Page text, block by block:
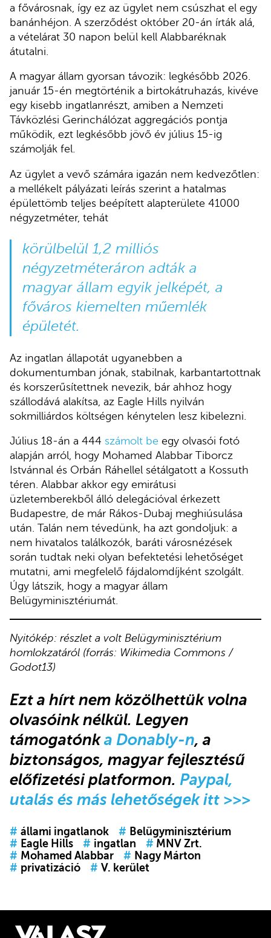
a fővárosnak, így ez az ügylet nem csúszhat el egy
banánhéjon. A szerződést október 20-án írták alá,
a vételárat 30 napon belül kell Alabbaréknak
átutalni.
A magyar állam gyorsan távozik: legkésőbb 2026.
január 15-én megtörténik a birtokátruhazás, kivéve
egy kisebb ingatlanrészt, amiben a Nemzeti
Távközlési Gerinchálózat aggregációs pontja
működik, ezt legkésőbb jövő év július 15-ig
számolják fel.
Az ügylet a vevő számára igazán nem kedvezőtlen:
a mellékelt pályázati leírás szerint a hatalmas
épülettömb teljes beépített alapterülete 41000
négyzetméter, tehát
körülbelül 1,2 milliós
négyzetméteráron adták a
magyar állam egyik jelképét, a
főváros kiemelten műemlék
épületét.
Az ingatlan állapotát ugyanebben a
dokumentumban jónak, stabilnak, karbantartottnak
és korszerűsítettnek nevezik, bár ahhoz hogy
szállodává alakítsa, az Eagle Hills nyilván
sokmilliárdos költségen kénytelen lesz kibelezni.
Július 18-án a 444 számolt be egy olvasói fotó
alapján arról, hogy Mohamed Alabbar Tiborcz
Istvánnal és Orbán Ráhellel sétálgatott a Kossuth
téren. Alabbar akkor egy emirátusi
üzletemberekből álló delegációval érkezett
Budapestre, de már Rákos-Dubaj meghiúsulása
után. Talán nem tévedünk, ha azt gondoljuk: a
nem hivatalos találkozók, baráti városnézések
során tudtak neki olyan befektetési lehetőséget
mutatni, ami megfelelő fájdalomdíjként szolgált.
Úgy látszik, hogy a magyar állam
Belügyminisztériumát.
Nyitókép: részlet a volt Belügyminisztérium
homlokzatáról (forrás: Wikimedia Commons /
Godot13)
Ezt a hírt nem közölhettük volna
olvasóink nélkül. Legyen
támogatónka Donably-n, a
biztonságos, magyar fejlesztésű
előfizetési platformon. Paypal,
utalás és más lehetőségek itt >>>
# állami ingatlanok # Belügyminisztérium
# Eagle Hills # ingatlan # MNV Zrt.
# Mohamed Alabbar # Nagy Márton
# privatizáció # V. kerület